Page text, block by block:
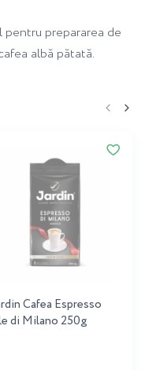
prepararea de
albă pătată.
Cafea Espresso
di Milano 250g